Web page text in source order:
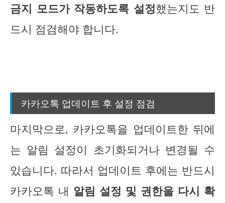
금지 모드가 작동하도록 설정했는지도 반
드시 점검해야 합니다.
카카오톡 업데이트 후 설정 점검
마지막으로, 카카오톡을 업데이트한 뒤에
는 알림 설정이 초기화되거나 변경될 수
있습니다. 따라서 업데이트 후에는 반드시
카카오톡 내 알림 설정 및 권한을 다시 확